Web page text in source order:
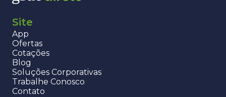
Site
App
Ofertas
Cotações
Blog
Soluções Corporativas
Trabalhe Conosco
Contato